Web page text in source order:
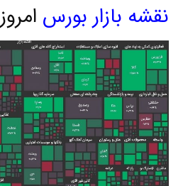
نقشه بازار بورس امروز